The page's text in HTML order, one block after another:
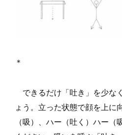
＊
できるだけ「吐き」を少な
ょう。立った状態で顔を上に
（吸）、ハー（吐く）ハー（